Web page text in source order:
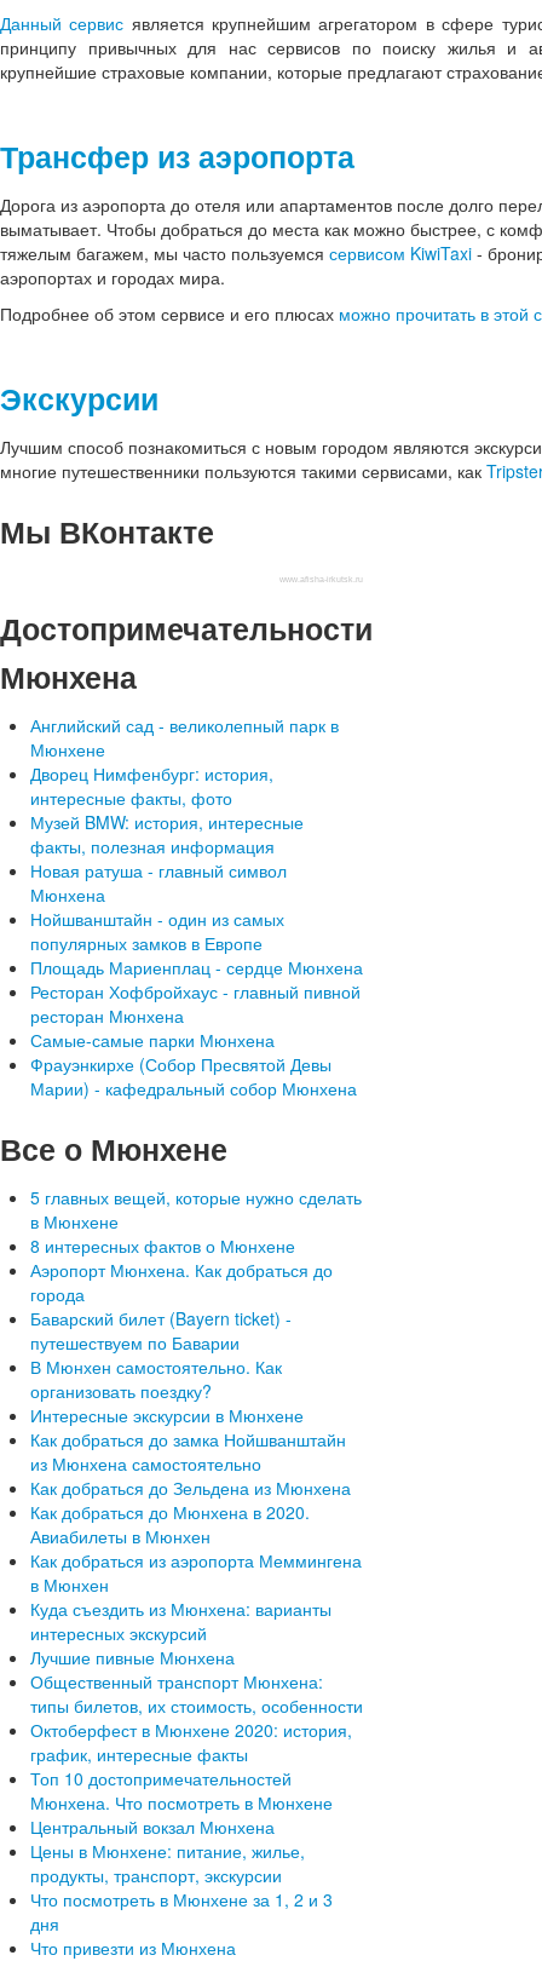
Данный сервис является крупнейшим агрегатором в сфере
принципу привычных для нас сервисов по поиску жилья и
крупнейшие страховые компании, которые предлагают
Трансфер из аэропорта
Дорога из аэропорта до отеля или апартаментов после долго
выматывает. Чтобы добраться до места как можно быстрее, с
тяжелым багажем, мы часто пользуемся сервисом KiwiTaxi -
аэропортах и городах мира.
Подробнее об этом сервисе и его плюсах можно прочитать в этой
Экскурсии
Лучшим способ познакомиться с новым городом являются
многие путешественники пользуются такими сервисами, как
Мы ВКонтакте
www.afisha-irkutsk.ru
Достопримечательности
Мюнхена
Английский сад - великолепный парк в
Мюнхене
Дворец Нимфенбург: история,
интересные факты, фото
Музей BMW: история, интересные
факты, полезная информация
Новая ратуша - главный символ
Мюнхена
Нойшванштайн - один из самых
популярных замков в Европе
Площадь Мариенплац - сердце Мюнхена
Ресторан Хофбройхаус - главный пивной
ресторан Мюнхена
Самые-самые парки Мюнхена
Фрауэнкирхе (Собор Пресвятой Девы
Марии) - кафедральный собор Мюнхена
Все о Мюнхене
5 главных вещей, которые нужно сделать
в Мюнхене
8 интересных фактов о Мюнхене
Аэропорт Мюнхена. Как добраться до
города
Баварский билет (Bayern ticket) -
путешествуем по Баварии
В Мюнхен самостоятельно. Как
организовать поездку?
Интересные экскурсии в Мюнхене
Как добраться до замка Нойшванштайн
из Мюнхена самостоятельно
Как добраться до Зельдена из Мюнхена
Как добраться до Мюнхена в 2020.
Авиабилеты в Мюнхен
Как добраться из аэропорта Меммингена
в Мюнхен
Куда съездить из Мюнхена: варианты
интересных экскурсий
Лучшие пивные Мюнхена
Общественный транспорт Мюнхена:
типы билетов, их стоимость, особенности
Октоберфест в Мюнхене 2020: история,
график, интересные факты
Топ 10 достопримечательностей
Мюнхена. Что посмотреть в Мюнхене
Центральный вокзал Мюнхена
Цены в Мюнхене: питание, жилье,
продукты, транспорт, экскурсии
Что посмотреть в Мюнхене за 1, 2 и 3
дня
Что привезти из Мюнхена